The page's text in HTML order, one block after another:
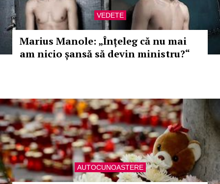
VEDETE
Marius Manole: „Înțeleg că nu mai
am nicio șansă să devin ministru?“
AUTOCUNOASTERE